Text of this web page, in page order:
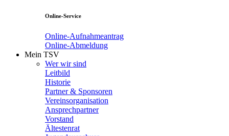
Online-Service
Online-Aufnahmeantrag
Online-Abmeldung
Mein TSV
Wer wir sind
Leitbild
Historie
Partner & Sponsoren
Vereinsorganisation
Ansprechpartner
Vorstand
Ältestenrat